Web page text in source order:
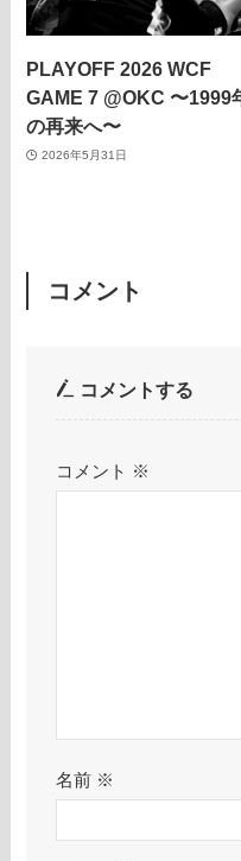
PLAYOFF 2026 WCF
GAME 7 @OKC 〜1999
の再来へ〜
2026年5月31日
コメント
コメントする
コメント ※
名前 ※